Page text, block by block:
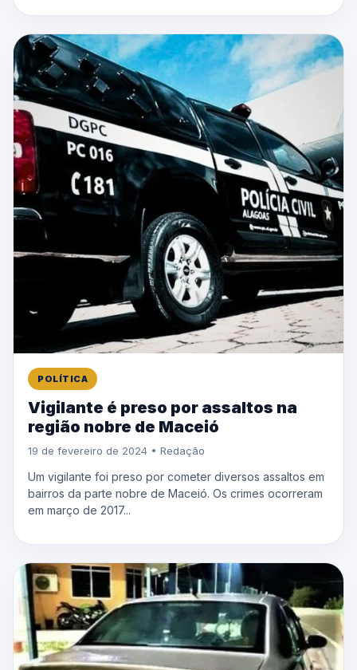
POLÍTICA
Vigilante é preso por assaltos na
região nobre de Maceió
19 de fevereiro de 2024 • Redação
Um vigilante foi preso por cometer diversos assaltos em
bairros da parte nobre de Maceió. Os crimes ocorreram
em março de 2017...